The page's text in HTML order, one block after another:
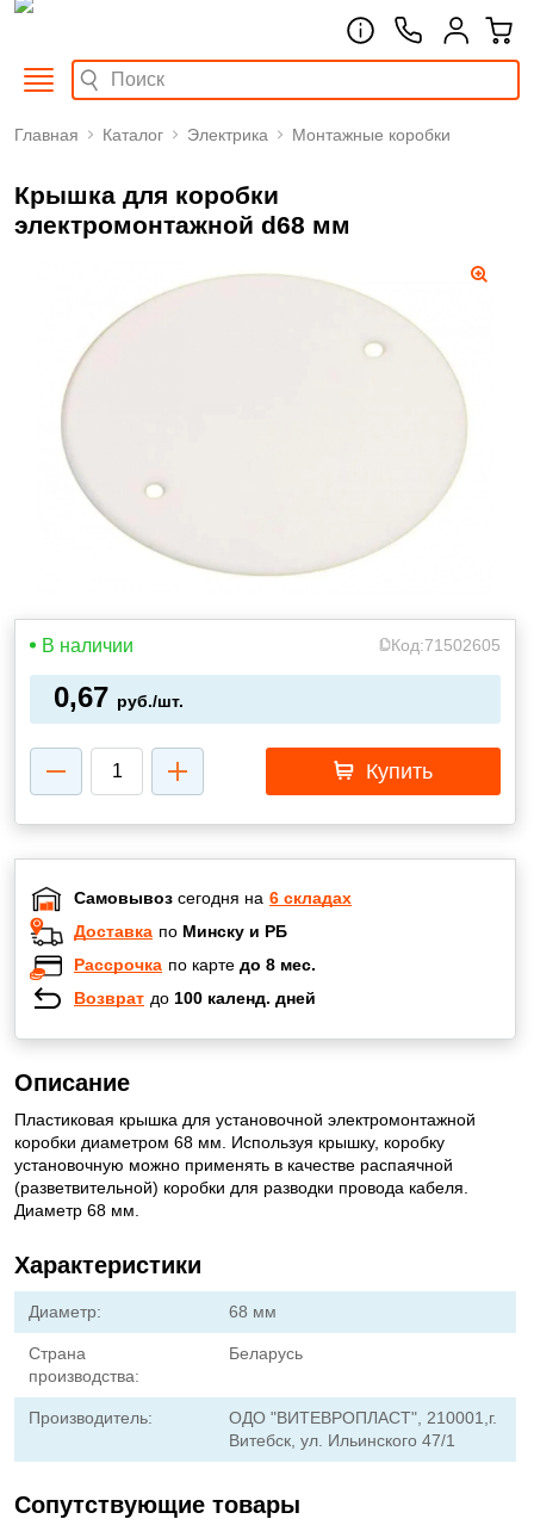
Главная Каталог Электрика Монтажные коробки
Крышка для коробки
электромонтажной d68 мм
В наличии Код:71502605
0,67 руб./шт.
Купить
Самовывоз сегодня на 6 складах
Доставка по Минску и РБ
Рассрочка по карте до 8 мес.
Возврат до 100 календ. дней
Описание
Пластиковая крышка для установочной электромонтажной
коробки диаметром 68 мм. Используя крышку, коробку
установочную можно применять в качестве распаячной
(разветвительной) коробки для разводки провода кабеля.
Диаметр 68 мм.
Характеристики
Диаметр: 68 мм
Страна
производства:
Беларусь
Производитель:
ОДО "ВИТЕВРОПЛАСТ", 210001,г.
Витебск, ул. Ильинского 47/1
Сопутствующие товары